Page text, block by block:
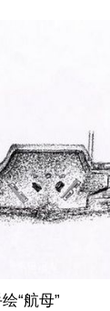
“航母”